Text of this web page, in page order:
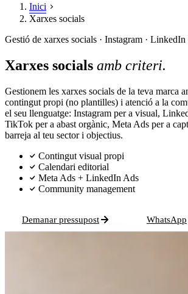
Inici
Xarxes socials
Gestió de xarxes socials · Instagram ·
Xarxes socials amb criteri.
Gestionem les xarxes socials de la teva marca
contingut propi (no plantilles) i atenció a la
el seu llenguatge: Instagram per a visual,
TikTok per a abast orgànic, Meta Ads per a
barreja al teu sector i objectius.
Contingut visual propi
Calendari editorial
Meta Ads + LinkedIn Ads
Community management
Demanar pressupost WhatsApp